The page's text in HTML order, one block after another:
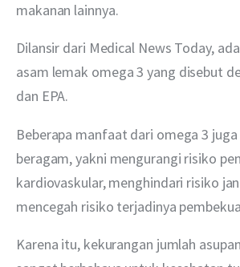
makanan lainnya.
Dilansir dari Medical News Today,
asam lemak omega 3 yang disebut
dan EPA.
Beberapa manfaat dari omega 3
beragam, yakni mengurangi risiko
kardiovaskular, menghindari risiko
mencegah risiko terjadinya
Karena itu, kekurangan jumlah